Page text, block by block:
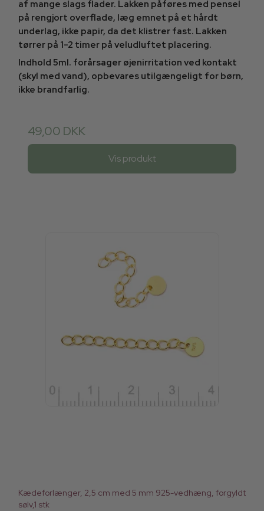
af mange slags flader. Lakken påføres med pensel
på rengjort overflade, læg emnet på et hårdt
underlag, ikke papir, da det klistrer fast. Lakken
tørrer på 1-2 timer på veludluftet placering.
Indhold 5ml. forårsager øjenirritation ved kontakt
(skyl med vand), opbevares utilgængeligt for børn,
ikke brandfarlig.
49,00 DKK
Vis produkt
Kædeforlænger, 2,5 cm med 5 mm 925-vedhæng, forgyldt
sølv,1 stk